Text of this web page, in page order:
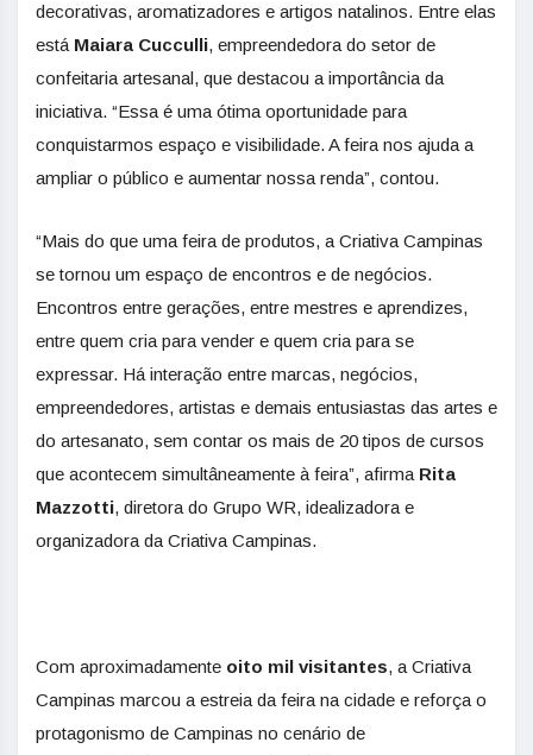
decorativas, aromatizadores e artigos natalinos. Entre elas
está Maiara Cucculli, empreendedora do setor de
confeitaria artesanal, que destacou a importância da
iniciativa. “Essa é uma ótima oportunidade para
conquistarmos espaço e visibilidade. A feira nos ajuda a
ampliar o público e aumentar nossa renda”, contou.
“Mais do que uma feira de produtos, a Criativa Campinas
se tornou um espaço de encontros e de negócios.
Encontros entre gerações, entre mestres e aprendizes,
entre quem cria para vender e quem cria para se
expressar. Há interação entre marcas, negócios,
empreendedores, artistas e demais entusiastas das artes e
do artesanato, sem contar os mais de 20 tipos de cursos
que acontecem simultâneamente à feira”, afirma Rita
Mazzotti, diretora do Grupo WR, idealizadora e
organizadora da Criativa Campinas.
Com aproximadamente oito mil visitantes, a Criativa
Campinas marcou a estreia da feira na cidade e reforça o
protagonismo de Campinas no cenário de